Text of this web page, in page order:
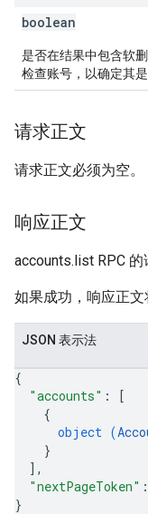
boolean
是否在结果中包含软
检查账号，以确定其是
请求正文
请求正文必须为空。
响应正文
accounts.list RPC 的
如果成功，响应正文
JSON 表示法
{
"accounts" :
[
{
object (
}
] ,
"nextPageToken" :
}